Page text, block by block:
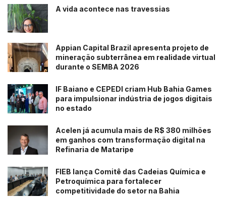
A vida acontece nas travessias
Appian Capital Brazil apresenta projeto de
mineração subterrânea em realidade virtual
durante o SEMBA 2026
IF Baiano e CEPEDI criam Hub Bahia Games
para impulsionar indústria de jogos digitais
no estado
Acelen já acumula mais de R$ 380 milhões
em ganhos com transformação digital na
Refinaria de Mataripe
FIEB lança Comitê das Cadeias Química e
Petroquímica para fortalecer
competitividade do setor na Bahia